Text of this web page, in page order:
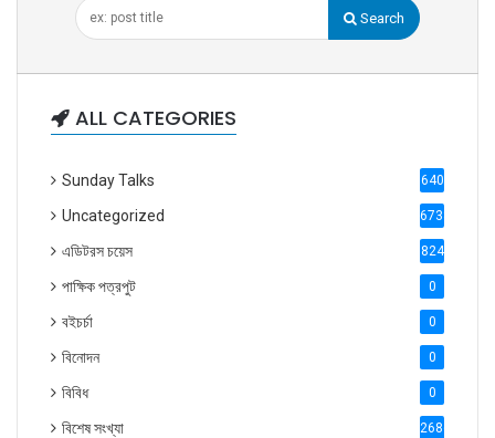
Search
ALL CATEGORIES
Sunday Talks 640
Uncategorized 6738
এডিটরস চয়েস 824
পাক্ষিক পত্রপুট 0
বইচর্চা 0
বিনোদন 0
বিবিধ 0
বিশেষ সংখ্যা 2686